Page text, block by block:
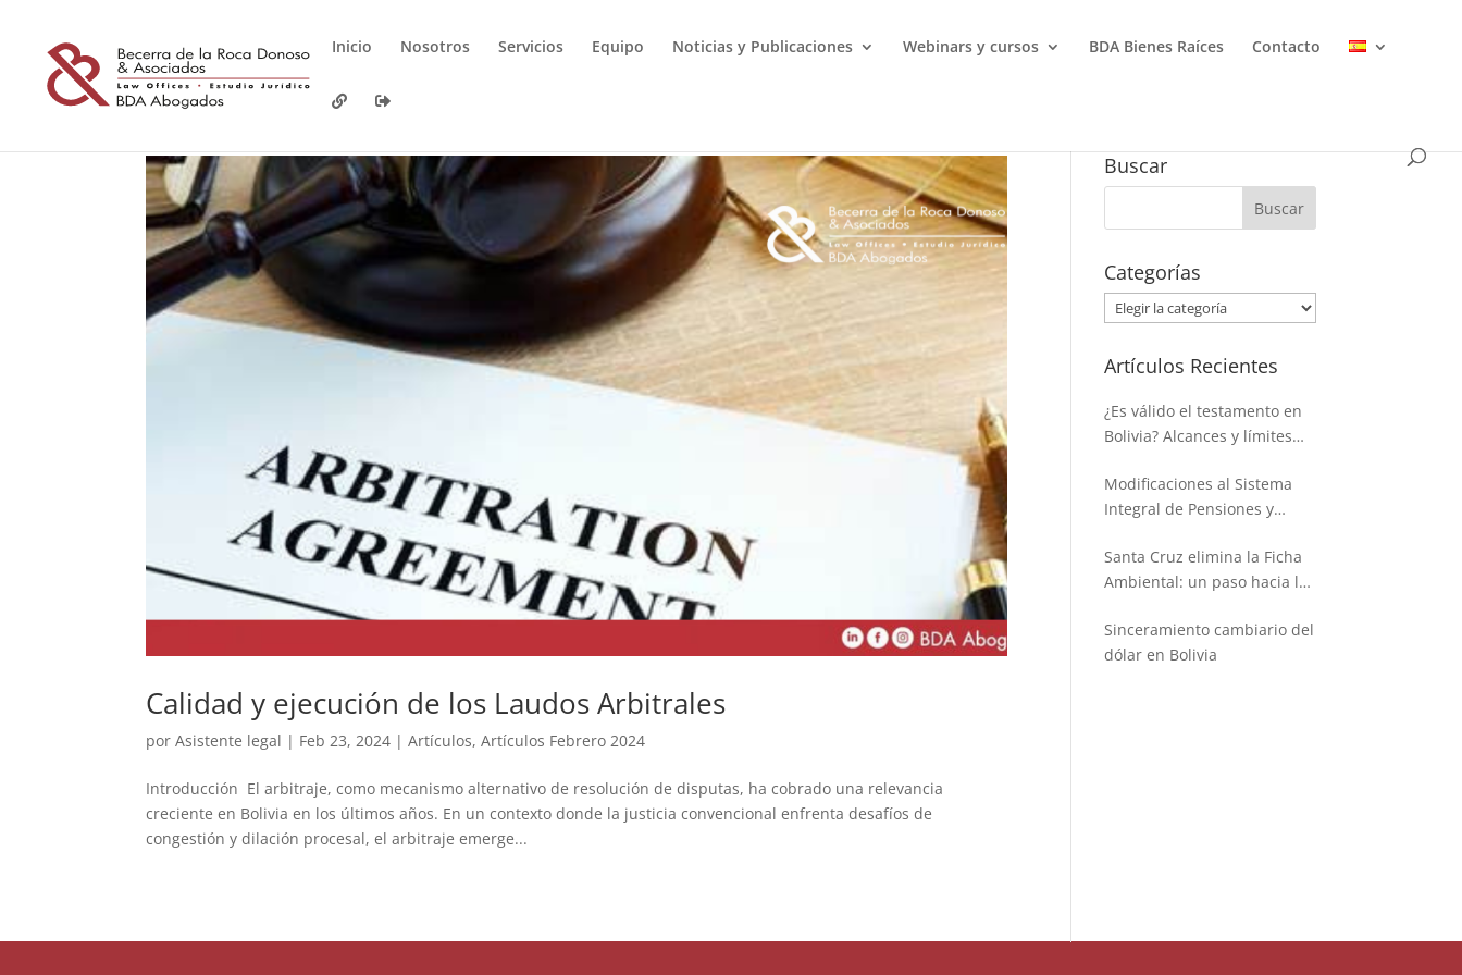
Inicio Nosotros Servicios Equipo Noticias y Publicaciones Webinars y cursos BDA Bienes Raíces Contacto
Calidad y ejecución de los Laudos Arbitrales
porAsistente legal | Feb 23, 2024 |Artículos,Artículos Febrero 2024
Introducción El arbitraje, como mecanismo alternativo de resolución de disputas, ha cobrado una relevancia
creciente en Bolivia en los últimos años. En un contexto donde la justicia convencional enfrenta desafíos de
congestión y dilación procesal, el arbitraje emerge...
Buscar
Categorías
Categorías
Artículos Recientes
¿Es válido el testamento en
Bolivia? Alcances y límites
hereditaria
Modificaciones al Sistema
Integral de Pensiones y
Santa Cruz elimina la Ficha
Ambiental: un paso hacia la
Sinceramiento cambiario del
dólar en Bolivia